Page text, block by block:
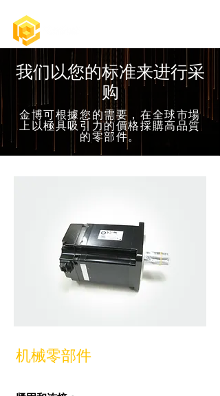
我们以您的标准来进行采
购
金博可根據您的需要，在全球市場
上以極具吸引力的價格採購高品質
的零部件。
机械零部件